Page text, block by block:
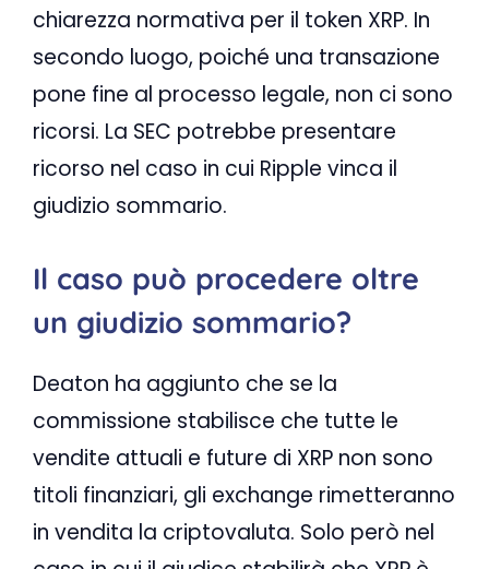
chiarezza normativa per il token XRP. In
secondo luogo, poiché una transazione
pone fine al processo legale, non ci sono
ricorsi. La SEC potrebbe presentare
ricorso nel caso in cui Ripple vinca il
giudizio sommario.
Il caso può procedere oltre
un giudizio sommario?
Deaton ha aggiunto che se la
commissione stabilisce che tutte le
vendite attuali e future di XRP non sono
titoli finanziari, gli exchange rimetteranno
in vendita la criptovaluta. Solo però nel